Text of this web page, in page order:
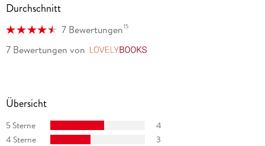
Entspannung sucht Torsten Weitze im Praktizieren des Jiu-
Jitsu und in der Handhabung traditioneller japanischer
Waffen wie dem Katana oder dem Bo.
Durchschnitt
7 Bewertungen15
7 Bewertungen von
Übersicht
5 Sterne
4
4 Sterne
3